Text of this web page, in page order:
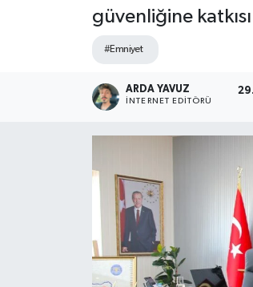
güvenliğine
#Emniyet
ARDA YAVUZ
İNTERNET EDITÖRÜ
İLÇELERİMİZ